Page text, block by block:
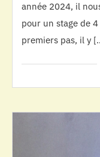
année 2024, il
pour un stage de
premiers pas, il y